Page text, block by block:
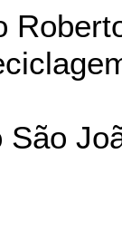
São